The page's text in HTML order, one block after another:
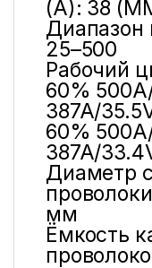
(А): 38
Диапазон
25–500
Рабочий
60%
387A/
60%
387A/
Диаметр
мм
Ёмкость